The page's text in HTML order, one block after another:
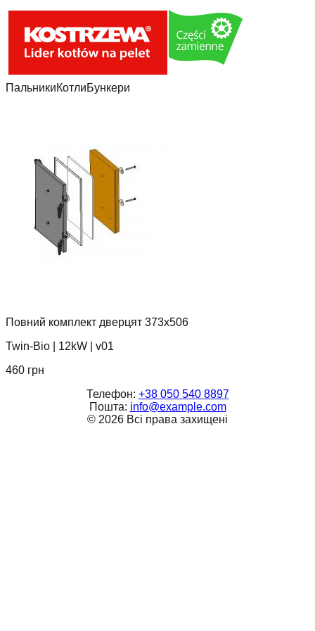
ПальникиКотлиБункери
Повний комплект дверцят 373х506
Twin-Bio
12kW
v01
460 грн
Телефон: +38 050 540 8897
Пошта: info@example.com
© 2026 Всі права захищені